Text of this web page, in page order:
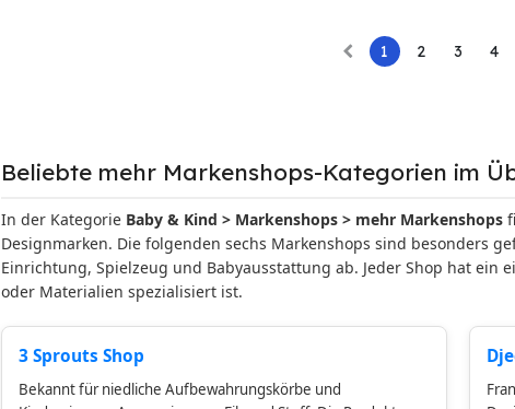
1 2 3 4
Beliebte mehr Markenshops-Kategorien im
In der Kategorie Baby & Kind > Markenshops > mehr Markenshops
Designmarken. Die folgenden sechs Markenshops sind besonders
Einrichtung, Spielzeug und Babyausstattung ab. Jeder Shop hat ein
oder Materialien spezialisiert ist.
3 Sprouts Shop
Bekannt für niedliche Aufbewahrungskörbe und